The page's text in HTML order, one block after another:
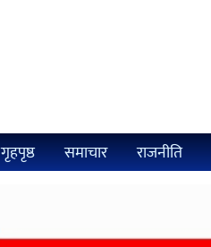
गृहपृष्ठ समाचार राजनीति